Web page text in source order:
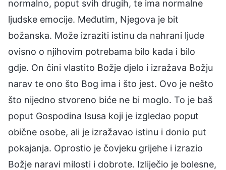
normalno, poput svih drugih, te ima normalne
ljudske emocije. Međutim, Njegova je bit
božanska. Može izraziti istinu da nahrani ljude
ovisno o njihovim potrebama bilo kada i bilo
gdje. On čini vlastito Božje djelo i izražava Božju
narav te ono što Bog ima i što jest. Ovo je nešto
što nijedno stvoreno biće ne bi moglo. To je baš
poput Gospodina Isusa koji je izgledao poput
obične osobe, ali je izražavao istinu i donio put
pokajanja. Oprostio je čovjeku grijehe i izrazio
Božje naravi milosti i dobrote. Izliječio je bolesne,